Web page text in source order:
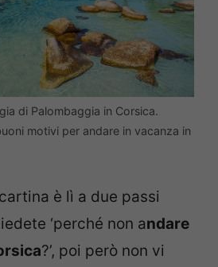
di Palombaggia in Corsica.
motivi per andare in vacanza in
è lì a due passi
‘perché non andare
?’, poi però non vi